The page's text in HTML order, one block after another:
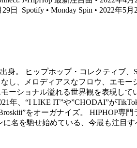
日 Spotify • Monday Spin • 2022年5月
身。 ヒップホップ・コレクティブ
し、メロディアスなフロウ、エモ
ショナル溢れる世界観を表現して
年、“I LIKE IT”や”CHODAI”が
をオーガナイズ。 HIPHOP専
名を馳せ始めている、今最も注目す